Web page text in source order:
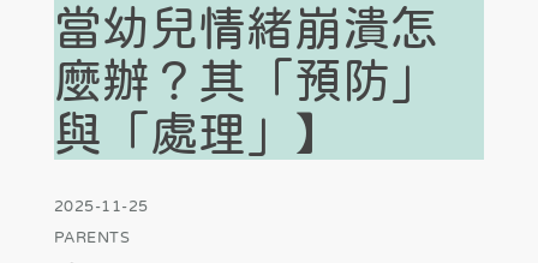
當幼兒情緒崩潰怎
麼辦？其「預防」
與「處理」】
2025-11-25
PARENTS